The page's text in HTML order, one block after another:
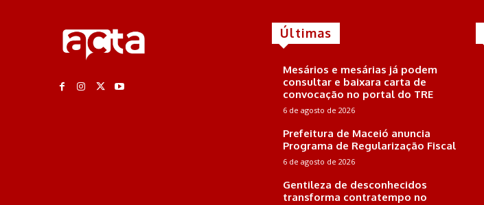
Últimas
Mesários e mesárias já podem
consultar e baixara carta de
convocação no portal do TRE
6 de agosto de 2026
Prefeitura de Maceió anuncia
Programa de Regularização Fiscal
6 de agosto de 2026
Gentileza de desconhecidos
transforma contratempo no